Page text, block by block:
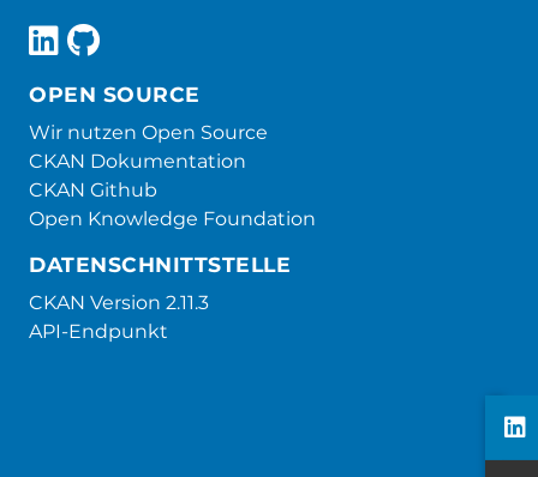
OPEN SOURCE
Wir nutzen Open Source
CKAN Dokumentation
CKAN Github
Open Knowledge Foundation
DATENSCHNITTSTELLE
CKAN Version 2.11.3
API-Endpunkt